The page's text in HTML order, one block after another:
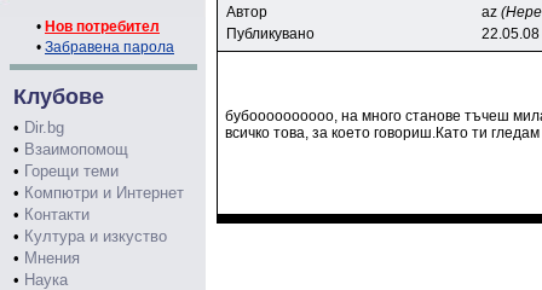
• Нов потребител
• Забравена парола
Клубове
• Dir.bg
• Взаимопомощ
• Горещи теми
• Компютри и Интернет
• Контакти
• Култура и изкуство
• Мнения
• Наука
Автор
az
Публикувано
бубоооооооооо, на много станове тъчеш
всичко това, за което говориш.Като ти